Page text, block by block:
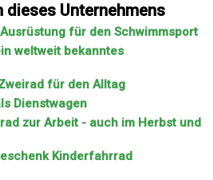
dieses Unternehmens
für den Schwimmsport
weltweit bekanntes
für den Alltag
Dienstwagen
zur Arbeit - auch im Herbst und
Kinderfahrrad